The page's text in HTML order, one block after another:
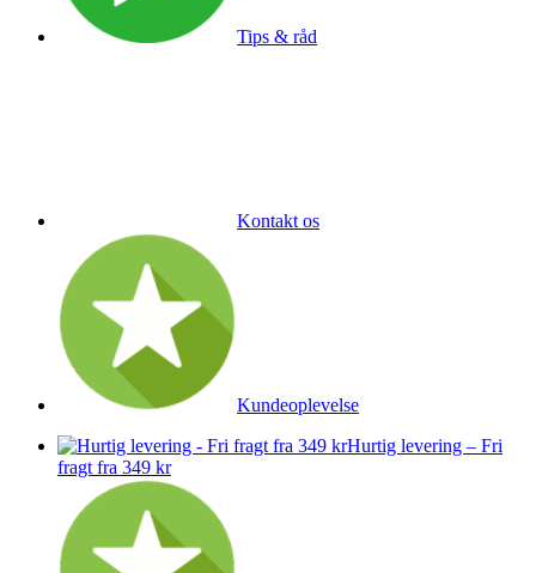
Tips & råd
Kontakt os
Kundeoplevelse
Hurtig levering – Fri
fragt fra 349 kr